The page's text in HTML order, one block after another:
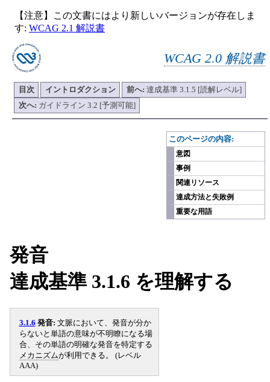
【注意】この文書にはより新しいバージョンが存在しま
す: WCAG 2.1 解説書
WCAG 2.0 解説書
目次 イントロダクション 前へ: 達成基準 3.1.5 [読解レベル]
次へ: ガイドライン 3.2 [予測可能]
このページの内容:
意図
事例
関連リソース
達成方法と失敗例
重要な用語
発音
達成基準 3.1.6 を理解する
3.1.6 発音: 文脈において、発音が分か
らないと単語の意味が不明瞭になる場
合、その単語の明確な発音を特定する
メカニズムが利用できる。 (レベル
AAA)